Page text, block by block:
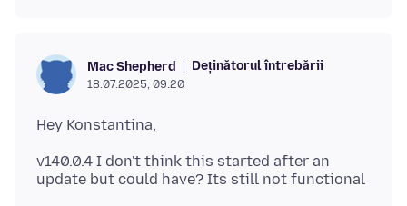
Mac Shepherd Deținătorul întrebării
18.07.2025, 09:20
v140.0.4 I don't think this started after an